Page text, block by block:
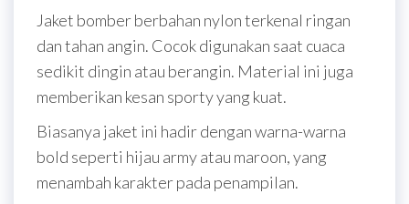
Jaket bomber berbahan nylon terkenal ringan
dan tahan angin. Cocok digunakan saat cuaca
sedikit dingin atau berangin. Material ini juga
memberikan kesan sporty yang kuat.
Biasanya jaket ini hadir dengan warna-warna
bold seperti hijau army atau maroon, yang
menambah karakter pada penampilan.